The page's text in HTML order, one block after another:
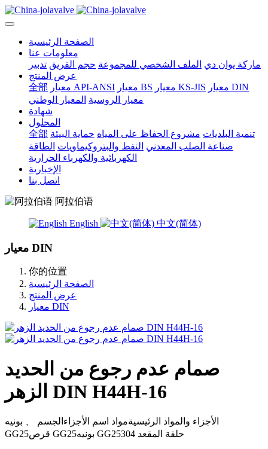
الصفحة الرئيسية
معلومات عنا
ماركة يوان دي الملف الشخصي للمجموعة حجم الفريق تدبير
عرض المنتج
全部
معيار API-ANSI معيار BS معيار KS-JIS
معيار DIN
معيار الروسية المعيار الوطني
شهادة
المحلول
全部
تنمية البلديات مشروع الحفاظ على المياه حماية البيئة
صناعة الصلب المعدني النفط والبتروكيماويات الطاقة
الكهربائية والكهرباء الحرارية
الإخبارية
اتصل بنا
阿拉伯语
English 中文(简体)
معيار DIN
你的位置
الصفحة الرئيسية
عرض المنتج
معيار DIN
صمام عدم رجوع من الحديد
الزهر DIN H44H-16
الأجزاء والمواد الرئيسيةمواد اسم الأجزاءالجسم 、 بونيه
GG25قرص GG25بونيه GG25حلقة المقعد 304